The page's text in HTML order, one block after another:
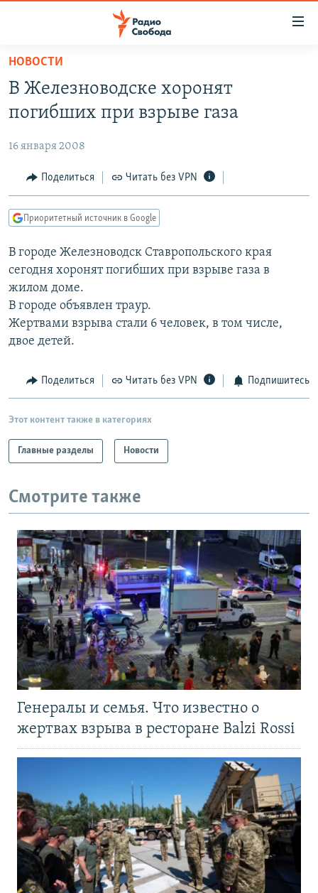
упрощенного
доступа
Вернуться
основному
Вернутся
главной
навигации
Вернутся
поиску
ПОДКАСТЫ
АВТОРСКИЕ ПРОЕКТЫ
ЦИТАТЫ СВОБОДЫ
МНЕНИЯ
IDEL.РЕАЛИИ
КАВКАЗ.РЕАЛИИ
СЕВЕР.РЕАЛИИ
СИБИРЬ.РЕАЛИИ
РАСПИСАНИЕ ВЕЩАНИЯ
Все сайты РСЕ/РС
НОВОСТИ
В Железноводске хоронят
погибших при взрыве газа
16 января 2008
Поделиться Читать без VPN
Приоритетный источник в Google
В городе Железноводск Ставропольского края
сегодня хоронят погибших при взрыве газа в
жилом доме.
В городе объявлен траур.
Жертвами взрыва стали 6 человек, в том числе,
двое детей.
Поделиться Читать без VPN Подпишитесь
Этот контент также в категориях
Главные разделы Новости
Смотрите также
Генералы и семья. Что известно о
жертвах взрыва в ресторане Balzi Rossi